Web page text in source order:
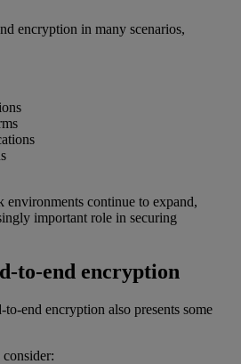
encryption in many scenarios,
continue to expand,
important role in securing
to-end encryption
end encryption also presents some